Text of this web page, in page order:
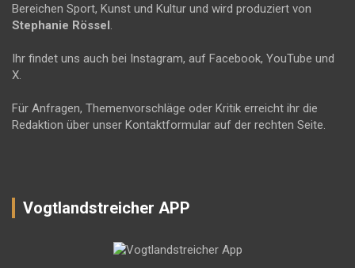
Bereichen Sport, Kunst und Kultur und wird produziert von
Stephanie Rössel.
Ihr findet uns auch bei Instagram, auf Facebook, YouTube und
X.
Für Anfragen, Themenvorschläge oder Kritik erreicht ihr die
Redaktion über unser Kontaktformular auf der rechten Seite.
Vogtlandstreicher APP